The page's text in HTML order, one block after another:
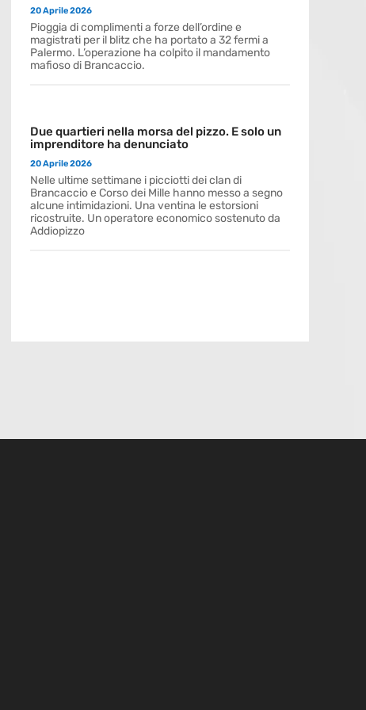
20 Aprile 2026
Pioggia di complimenti a forze dell’ordine e
magistrati per il blitz che ha portato a 32 fermi a
Palermo. L’operazione ha colpito il mandamento
mafioso di Brancaccio.
Due quartieri nella morsa del pizzo. E solo un
imprenditore ha denunciato
20 Aprile 2026
Nelle ultime settimane i picciotti dei clan di
Brancaccio e Corso dei Mille hanno messo a segno
alcune intimidazioni. Una ventina le estorsioni
ricostruite. Un operatore economico sostenuto da
Addiopizzo